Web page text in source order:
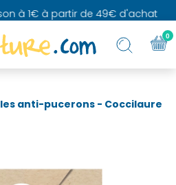
à 1€ à partir de 49€ d'achat
anti-pucerons - Coccilaure
0